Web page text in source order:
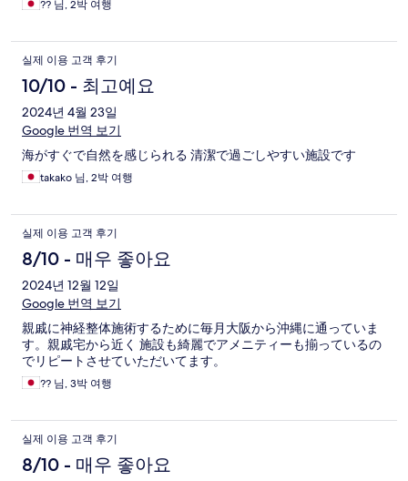
?? 님, 2박 여행
실제 이용 고객 후기
10/10 - 최고예요
2024년 4월 23일
Google 번역 보기
海がすぐで自然を感じられる 清潔で過ごしやすい施設です
takako 님, 2박 여행
실제 이용 고객 후기
8/10 - 매우 좋아요
2024년 12월 12일
Google 번역 보기
親戚に神経整体施術するために毎月大阪から沖縄に通っていま
す。親戚宅から近く 施設も綺麗でアメニティーも揃っているの
でリピートさせていただいてます。
?? 님, 3박 여행
실제 이용 고객 후기
8/10 - 매우 좋아요